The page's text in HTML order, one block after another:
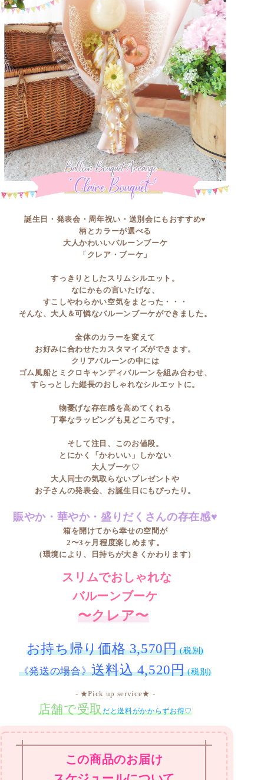
誕生日・発表会・周年祝い・送別会にもおすすめ♥
柄とカラーが選べる
大人かわいいバルーンブーケ
「クレア・ブーケ」
すっきりとしたスリムシルエット。
なにかもの言いたげな、
すこしやわらかい空気をまとった・・・
そんな、大人＆可憐なバルーンブーケができました。
全体のカラーを変えて
お好みに合わせたカスタマイズができます。
クリアバルーンの中には
ゴム風船とミクロキャンディバルーンを組み合わせ、
すらっとした縦長のおしゃれなシルエットに。
物憂げな存在感を高めてくれる
丁寧なラッピングも見どころです。
そして注目、このお値段。
とにかく「かわいい」しかない
大人ブーケ♡
大人同士の気取らないプレゼントや
お子さんの発表会、お誕生日にもぴったり。
賑やか・華やか・盛りだくさんの存在感♥
箱を開けてから幸せの空間が
2〜3ヶ月程度楽しめます。
（環境により、日持ちが大きくかわります）
スリムでおしゃれな
バルーンブーケ
〜クレア〜
お持ち帰り価格 3,570円(税別)
《発送の場合》送料込 4,520円(税別)
- ★Pick up service★ -
店舗で受取だと送料がかからずお得♡
この商品のお届け